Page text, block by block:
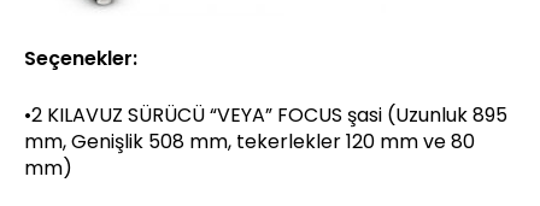
Seçenekler:
•2 KILAVUZ SÜRÜCÜ “VEYA” FOCUS şasi (Uzunluk 895
mm, Genişlik 508 mm, tekerlekler 120 mm ve 80
mm)